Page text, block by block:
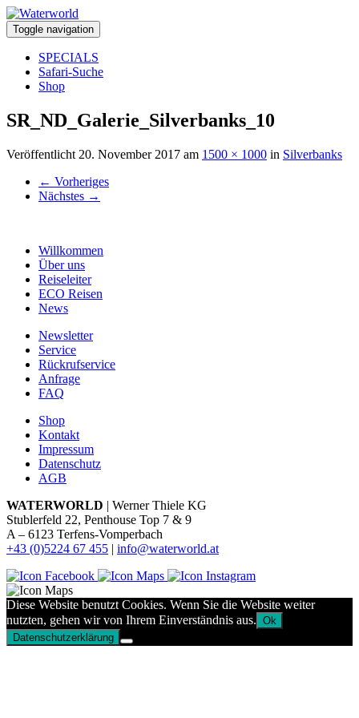
Toggle navigation
SPECIALS
Safari-Suche
Shop
SR_ND_Galerie_Silverbanks_10
Veröffentlicht 20. November 2017 am 1500 × 1000 in Silverbanks
← Vorheriges
Nächstes →
Willkommen
Über uns
Reiseleiter
ECO Reisen
News
Newsletter
Service
Rückrufservice
Anfrage
FAQ
Shop
Kontakt
Impressum
Datenschutz
AGB
WATERWORLD | Werner Thiele KG
Stublerfeld 22, Penthouse Top 7 & 9
A – 6123 Terfens-Vomperbach
+43 (0)5224 67 455 | info@waterworld.at
Diese Website benutzt Cookies. Wenn Sie die Website weiter
nutzten, gehen wir von Ihrem Einverständnis aus. Ok
Datenschutzerklärung